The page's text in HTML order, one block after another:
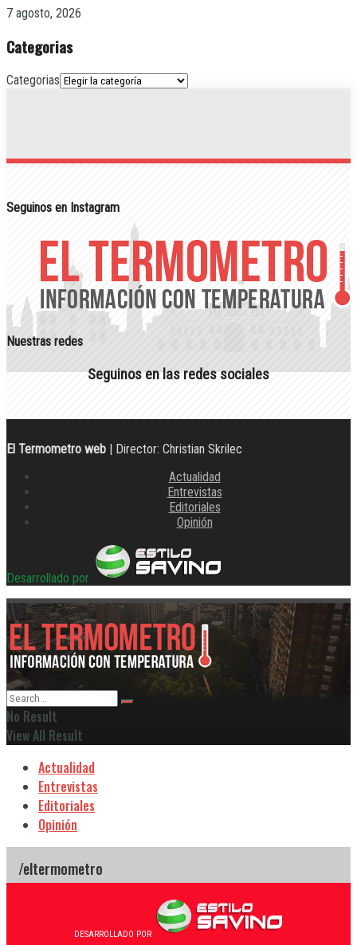
7 agosto, 2026
Categorias
Categorias
Seguinos en Instagram
Nuestras redes
Seguinos en las redes sociales
El Termometro web | Director: Christian Skrilec
Actualidad
Entrevistas
Editoriales
Opinión
Desarrollado por
No Result
View All Result
Actualidad
Entrevistas
Editoriales
Opinión
DESARROLLADO POR